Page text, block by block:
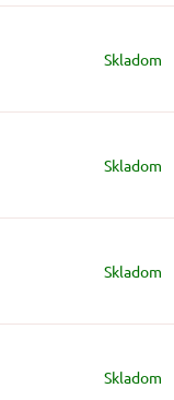
Skladom
Skladom
Skladom
Skladom